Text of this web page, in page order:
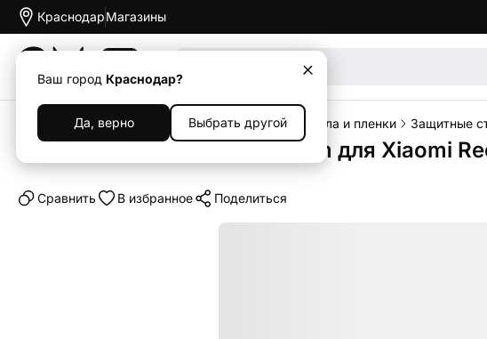
Краснодар
Ваш город Краснодар?
Да, верно Выбрать другой
Магазины
Каталог Аксессуары Защитные стекла и пленки Защитные
Защитное стекло 3D Premium для Xiaomi
Cравнить В избранное Поделиться